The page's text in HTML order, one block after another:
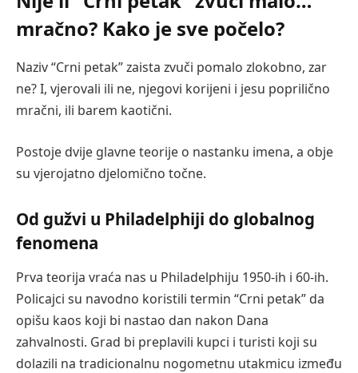
mračno? Kako je sve počelo?
Naziv “Crni petak” zaista zvuči pomalo zlokobno, zar
ne? I, vjerovali ili ne, njegovi korijeni i jesu poprilično
mračni, ili barem kaotični.
Postoje dvije glavne teorije o nastanku imena, a obje
su vjerojatno djelomično točne.
Od gužvi u Philadelphiji do globalnog
fenomena
Prva teorija vraća nas u Philadelphiju 1950-ih i 60-ih.
Policajci su navodno koristili termin “Crni petak” da
opišu kaos koji bi nastao dan nakon Dana
zahvalnosti. Grad bi preplavili kupci i turisti koji su
dolazili na tradicionalnu nogometnu utakmicu između